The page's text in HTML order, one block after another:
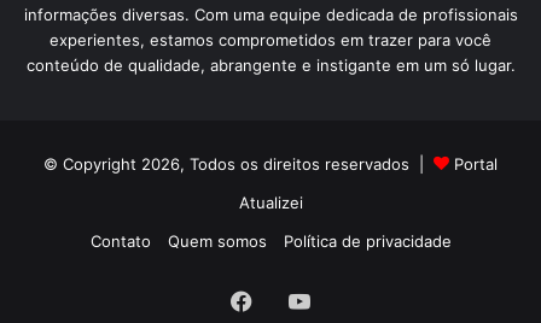
informações diversas. Com uma equipe dedicada de profissionais
experientes, estamos comprometidos em trazer para você
conteúdo de qualidade, abrangente e instigante em um só lugar.
© Copyright 2026, Todos os direitos reservados |
Portal
Atualizei
Contato
Quem somos Política de privacidade
FacebookYouTube